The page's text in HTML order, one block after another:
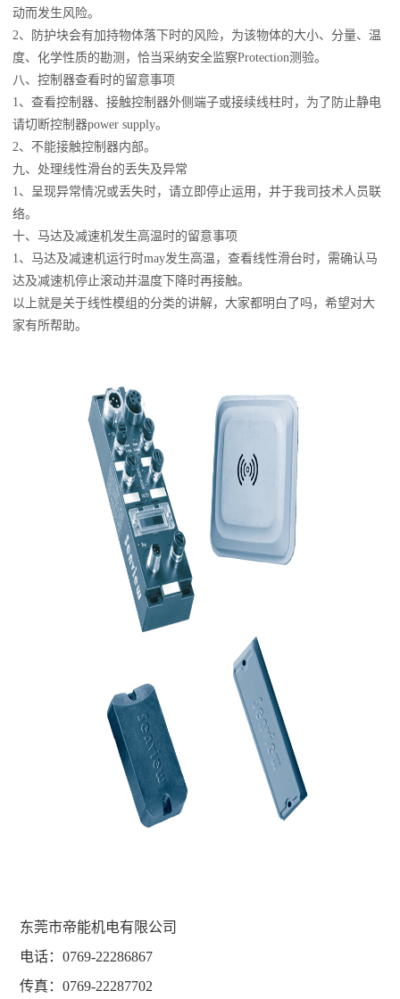
动而发生风险。
2、防护块会有加持物体落下时的风险，为该物体的大小、分量、温
度、化学性质的勘测，恰当采纳安全监察Protection测验。
八、控制器查看时的留意事项
1、查看控制器、接触控制器外侧端子或接续线柱时，为了防止静电
请切断控制器power supply。
2、不能接触控制器内部。
九、处理线性滑台的丢失及异常
1、呈现异常情况或丢失时，请立即停止运用，并于我司技术人员联
络。
十、马达及减速机发生高温时的留意事项
1、马达及减速机运行时may发生高温，查看线性滑台时，需确认马
达及减速机停止滚动并温度下降时再接触。
以上就是关于线性模组的分类的讲解，大家都明白了吗，希望对大
家有所帮助。
东莞市帝能机电有限公司
电话：0769-22286867
传真：0769-22287702